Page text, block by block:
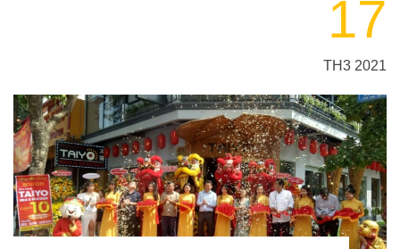
17
TH3 2021